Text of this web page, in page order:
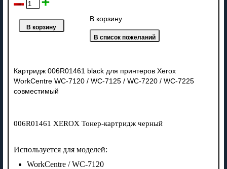
В корзину
Картридж 006R01461 black для принтеров Xerox
WorkCentre WC-7120 / WC-7125 / WC-7220 / WC-7225
совместимый
006R01461 XEROX Тонер-картридж черный
Используется для моделей:
WorkCentre / WC-7120